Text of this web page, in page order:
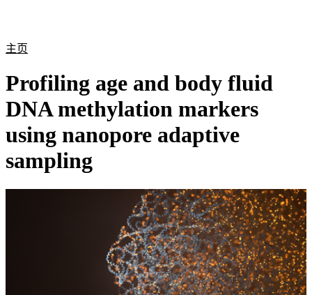
主页
Profiling age and body fluid
DNA methylation markers
using nanopore adaptive
sampling